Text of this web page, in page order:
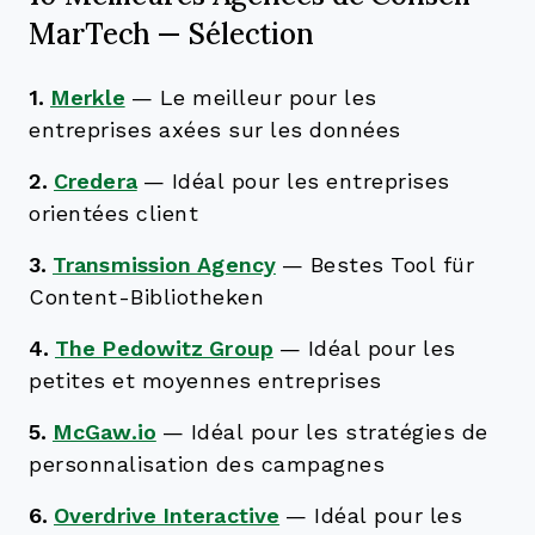
MarTech — Sélection
1. Merkle — Le meilleur pour les
entreprises axées sur les données
2. Credera — Idéal pour les entreprises
orientées client
3. Transmission Agency — Bestes Tool für
Content-Bibliotheken
4. The Pedowitz Group — Idéal pour les
petites et moyennes entreprises
5. McGaw.io — Idéal pour les stratégies de
personnalisation des campagnes
6. Overdrive Interactive — Idéal pour les